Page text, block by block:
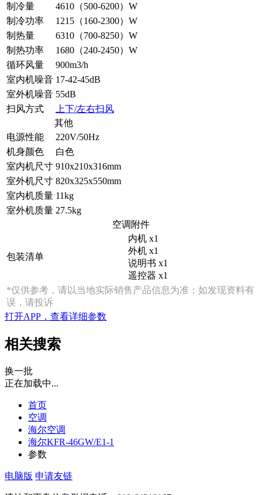
制冷量
4610（500-6200）W
制冷功率
1215（160-2300）W
制热量
6310（700-8250）W
制热功率
1680（240-2450）W
循环风量
900m3/h
室内机噪音 17-42-45dB
室外机噪音 55dB
扫风方式
上下/左右扫风
其他
电源性能
220V/50Hz
机身颜色
白色
室内机尺寸 910x210x316mm
室外机尺寸 820x325x550mm
室内机质量 11kg
室外机质量 27.5kg
空调附件
包装清单
内机 x1
外机 x1
说明书 x1
遥控器 x1
*仅供参考，请以当地实际销售产品信息为准；如发现资料有
误，请投诉
打开APP，查看详细参数
相关搜索
换一批
正在加载中...
首页
空调
海尔空调
海尔KFR-46GW/E1-1
参数
电脑版 申请友链